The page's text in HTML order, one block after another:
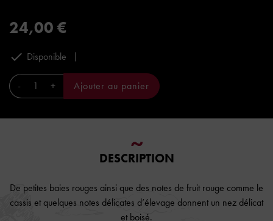
24,00 €
 Disponible
- + Ajouter au panier
DESCRIPTION
De petites baies rouges ainsi que des notes de fruit rouge comme le
cassis et quelques notes délicates d’élevage donnent un nez délicat
et boisé.